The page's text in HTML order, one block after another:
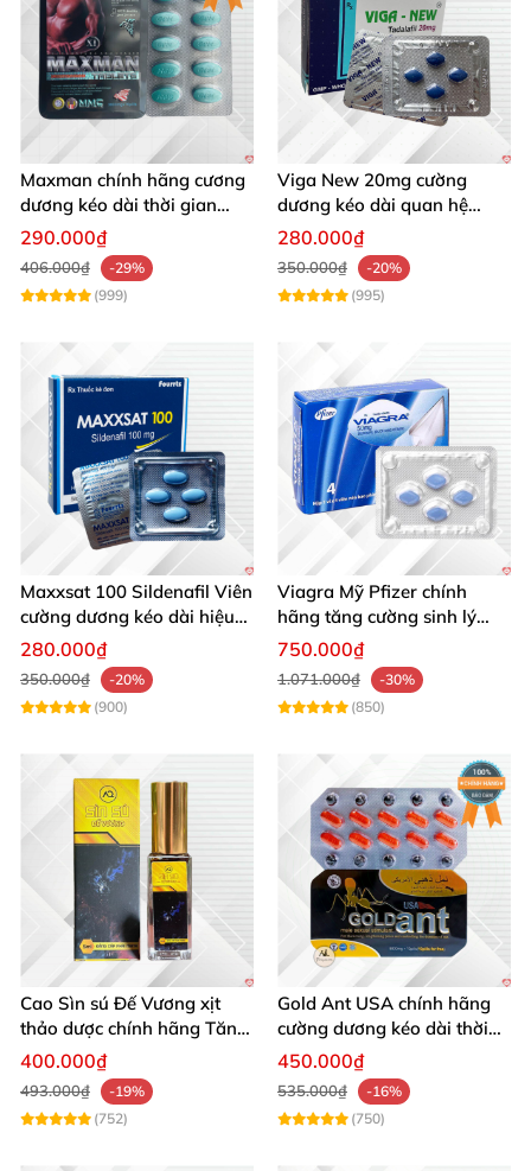
Maxman chính hãng cương
dương kéo dài thời gian
chống xuất tinh sớm hộp 10
290.000₫
406.000₫
-29%
(999)
Viga New 20mg cường
dương kéo dài quan hệ
chống xuất tinh sớm hộp 4
280.000₫
350.000₫
-20%
(995)
Maxxsat 100 Sildenafil Viên
cường dương kéo dài hiệu
quả nam giới
280.000₫
350.000₫
-20%
(900)
Viagra Mỹ Pfizer chính
hãng tăng cường sinh lý
nam, kéo dài hiệu quả
750.000₫
1.071.000₫
-30%
(850)
Cao Sìn sú Đế Vương xịt
thảo dược chính hãng Tăng
cường sinh lực tốt
400.000₫
493.000₫
-19%
(752)
Gold Ant USA chính hãng
cường dương kéo dài thời
gian - Kiến Vàng Đen Tây
450.000₫
535.000₫
-16%
(750)